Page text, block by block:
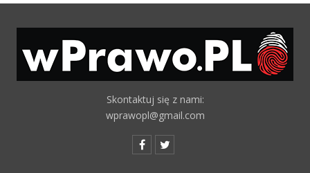
Skontaktuj się z nami:
wprawopl@gmail.com